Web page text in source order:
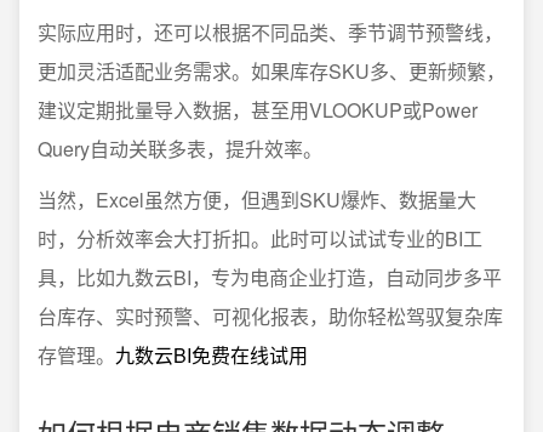
实际应用时，还可以根据不同品类、季节调节预警线，
更加灵活适配业务需求。如果库存SKU多、更新频繁，
建议定期批量导入数据，甚至用VLOOKUP或Power
Query自动关联多表，提升效率。
当然，Excel虽然方便，但遇到SKU爆炸、数据量大
时，分析效率会大打折扣。此时可以试试专业的BI工
具，比如九数云BI，专为电商企业打造，自动同步多平
台库存、实时预警、可视化报表，助你轻松驾驭复杂库
存管理。 九数云BI免费在线试用